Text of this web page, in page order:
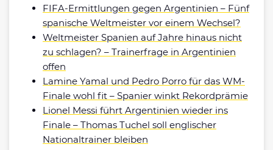
FIFA-Ermittlungen gegen Argentinien – Fünf
spanische Weltmeister vor einem Wechsel?
Weltmeister Spanien auf Jahre hinaus nicht
zu schlagen? – Trainerfrage in Argentinien
offen
Lamine Yamal und Pedro Porro für das WM-
Finale wohl fit – Spanier winkt Rekordprämie
Lionel Messi führt Argentinien wieder ins
Finale – Thomas Tuchel soll englischer
Nationaltrainer bleiben